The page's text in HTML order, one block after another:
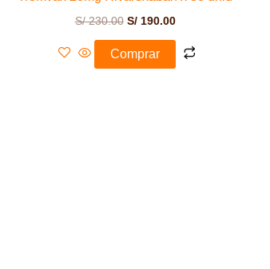
S/230.00 S/190.00
Comprar